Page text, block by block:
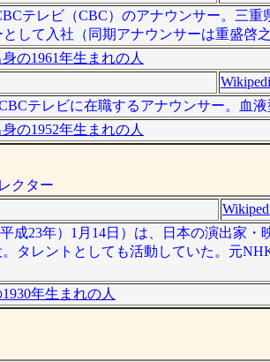
テレビ（CBC）のアナウンサー。三重
して入社（同期アナウンサーは重盛啓之
の1961年生まれの人
テレビに在職するアナウンサー。血液
の1952年生まれの人
クター
成23年）1月14日）は、日本の演出家
タレントとしても活動していた。元
年生まれの人